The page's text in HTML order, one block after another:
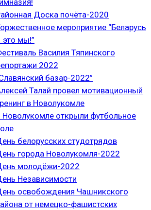
Доска почёта-2020
мероприятие “Беларусь
это мы!”
Василия Тяпинского
2022
базар-2022”
Талай провел мотивационный
в Новолукомле
Новолукомле открыли футбольное
белорусских студотрядов
города Новолукомля-2022
молодёжи-2022
Независимости
освобождения Чашникского
от немецко-фашистских